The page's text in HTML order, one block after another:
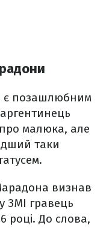
є позашлюбним
малюка, але
таки
визнав
ЗМІ гравець
році. До слова,